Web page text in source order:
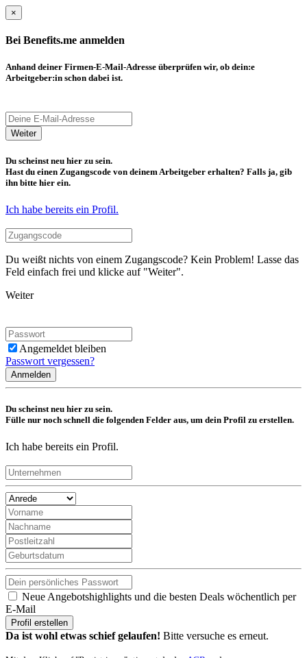
×
Bei Benefits.me anmelden
Anhand deiner Firmen-E-Mail-Adresse überprüfen wir, ob dein:e
Arbeitgeber:in schon dabei ist.
Weiter
Du scheinst neu hier zu sein.
Hast du einen Zugangscode von deinem Arbeitgeber erhalten? Falls ja, gib
ihn bitte hier ein.
Ich habe bereits ein Profil.
Du weißt nichts von einem Zugangscode? Kein Problem! Lasse das
Feld einfach frei und klicke auf "Weiter".
Weiter
Angemeldet bleiben
Passwort vergessen?
Anmelden
Du scheinst neu hier zu sein.
Fülle nur noch schnell die folgenden Felder aus, um dein Profil zu erstellen.
Ich habe bereits ein Profil.
Neue Angebotshighlights und die besten Deals wöchentlich per
E-Mail
Profil erstellen
Da ist wohl etwas schief gelaufen! Bitte versuche es erneut.